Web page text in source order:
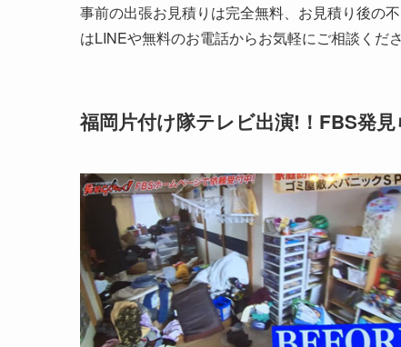
事前の出張お見積りは完全無料、お見積り後の
はLINEや無料のお電話からお気軽にご相談くだ
福岡片付け隊テレビ出演!！FBS発